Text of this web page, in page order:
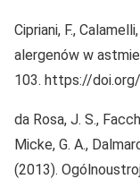
Cipriani, F.,
alergenów w
103. https://
da Rosa, J. S.,
Micke, G. A.,
(2013).